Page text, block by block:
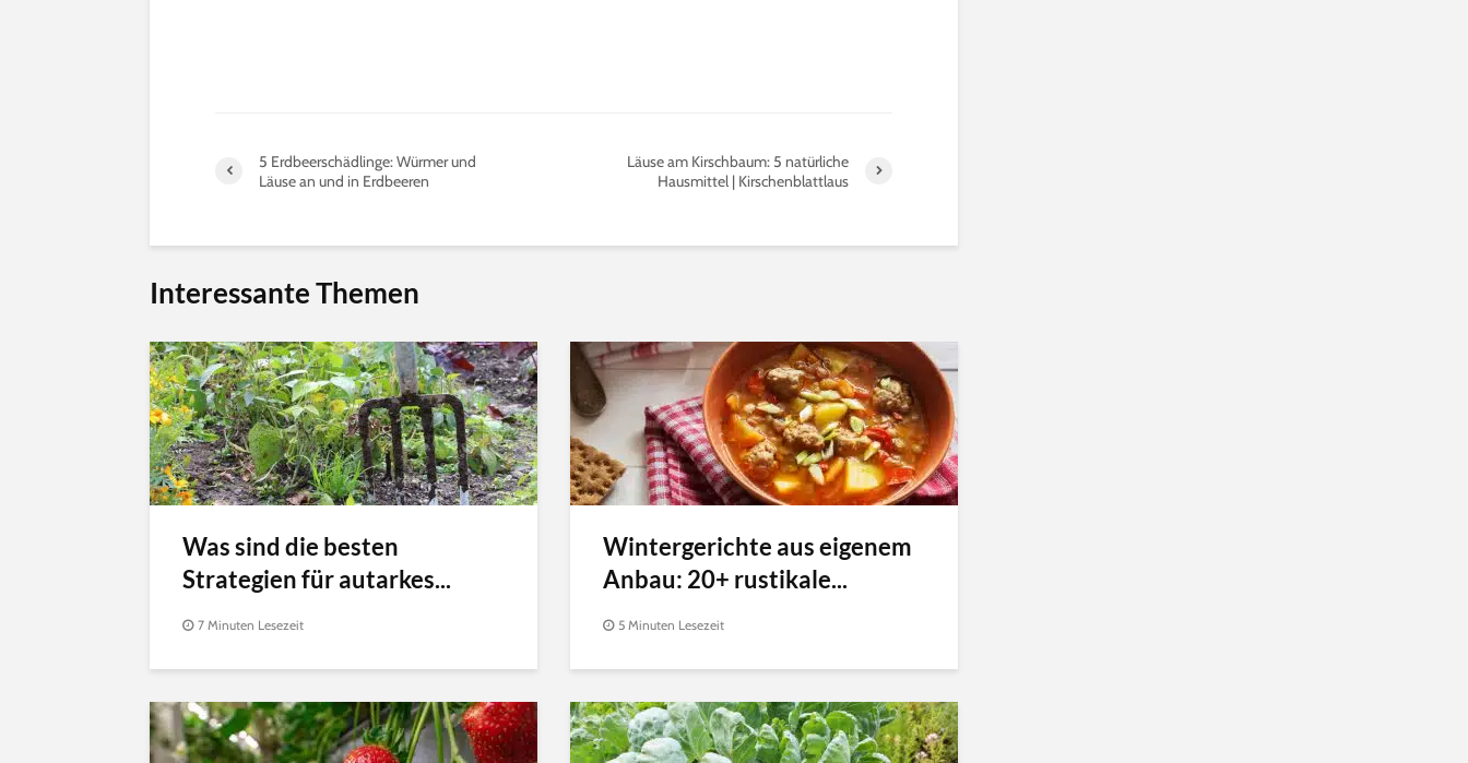
5 Erdbeerschädlinge: Würmer und
Läuse an und in Erdbeeren
Läuse am Kirschbaum: 5 natürliche
Hausmittel | Kirschenblattlaus
Interessante Themen
Was sind die besten
Strategien für autarkes...
7 Minuten Lesezeit
Wintergerichte aus eigenem
Anbau: 20+ rustikale...
5 Minuten Lesezeit